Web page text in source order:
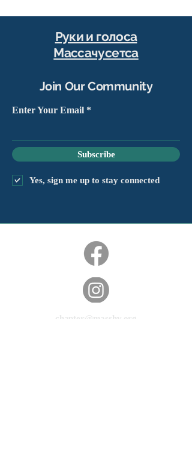
Руки и голоса
Массачусетса
Join Our Community
Enter Your Email
Subscribe
Yes, sign me up to stay connected
chapter@masshv.org